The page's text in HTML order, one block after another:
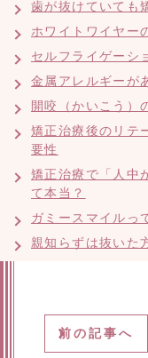
歯が抜けていても
ホワイトワイヤー
セルフライゲーシ
金属アレルギーが
開咬（かいこう）
矯正治療後のリテ
要性
矯正治療で「人中
て本当？
ガミースマイルっ
親知らずは抜いた
前の記事へ